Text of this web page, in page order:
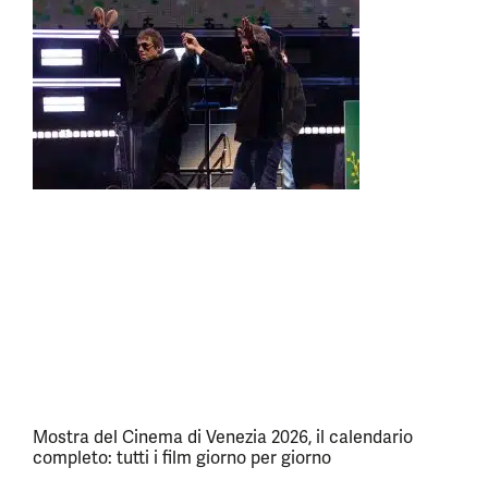
Mostra del Cinema di Venezia 2026, il calendario
completo: tutti i film giorno per giorno